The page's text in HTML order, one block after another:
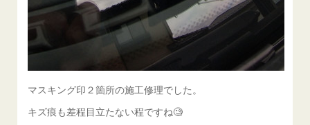
マスキング印２箇所の施工修理でした。
キズ痕も差程目立たない程ですね🧐